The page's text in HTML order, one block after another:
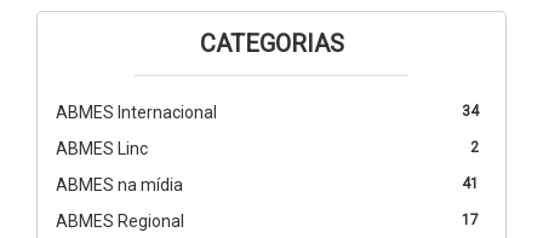
CATEGORIAS
34
ABMES Internacional
2
ABMES Linc
41
ABMES na mídia
17
ABMES Regional